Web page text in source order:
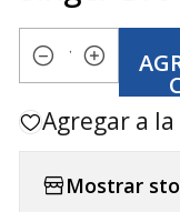
Cantidad
Agregar a
Mostrar